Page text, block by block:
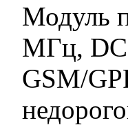
Модуль
МГц,
GSM/